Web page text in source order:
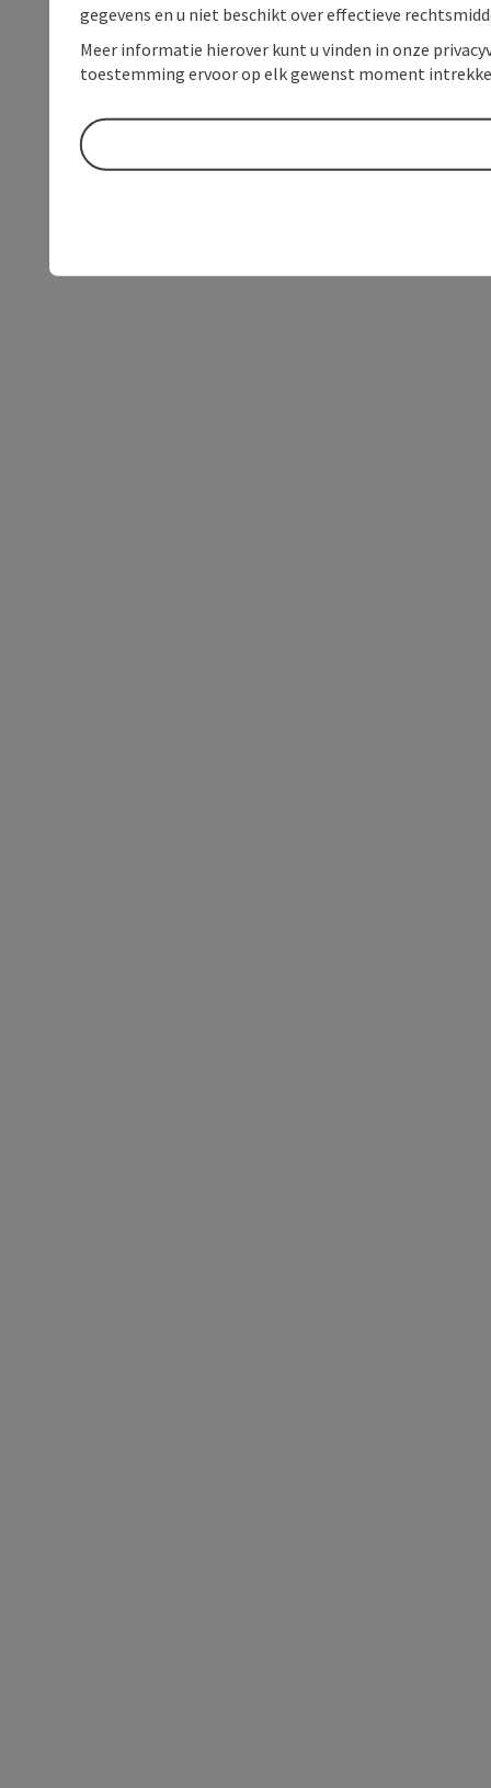
gegevens en u niet beschikt over effectieve
Meer informatie hierover kunt u vinden in onze
toestemming ervoor op elk gewenst moment